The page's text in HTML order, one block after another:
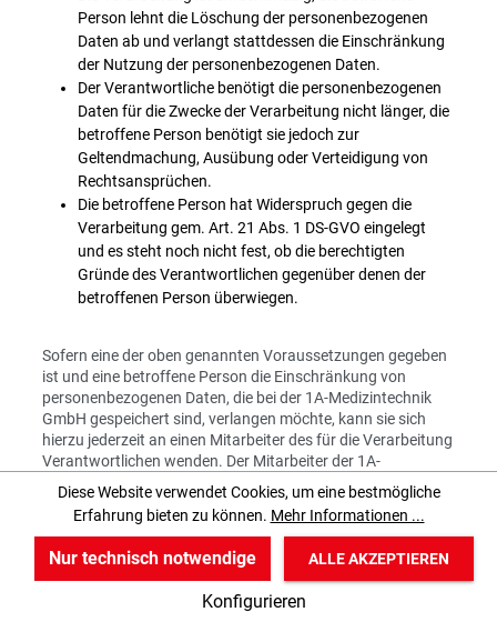
Person lehnt die Löschung der personenbezogenen
Daten ab und verlangt stattdessen die Einschränkung
der Nutzung der personenbezogenen Daten.
Der Verantwortliche benötigt die personenbezogenen
Daten für die Zwecke der Verarbeitung nicht länger, die
betroffene Person benötigt sie jedoch zur
Geltendmachung, Ausübung oder Verteidigung von
Rechtsansprüchen.
Die betroffene Person hat Widerspruch gegen die
Verarbeitung gem. Art. 21 Abs. 1 DS-GVO eingelegt
und es steht noch nicht fest, ob die berechtigten
Gründe des Verantwortlichen gegenüber denen der
betroffenen Person überwiegen.
Sofern eine der oben genannten Voraussetzungen gegeben
ist und eine betroffene Person die Einschränkung von
personenbezogenen Daten, die bei der 1A-Medizintechnik
GmbH gespeichert sind, verlangen möchte, kann sie sich
hierzu jederzeit an einen Mitarbeiter des für die Verarbeitung
Verantwortlichen wenden. Der Mitarbeiter der 1A-
Medizintechnik GmbH wird die Einschränkung der
Verarbeitung veranlassen.
f) Recht auf Datenübertragbarkeit
Jede von der Verarbeitung personenbezogener Daten
betroffene Person hat das vom Europäischen Richtlinien-
Diese Website verwendet Cookies, um eine bestmögliche
Erfahrung bieten zu können. Mehr Informationen ...
Nur technisch notwendige
Konfigurieren
ALLE AKZEPTIEREN
v
Produkte
B